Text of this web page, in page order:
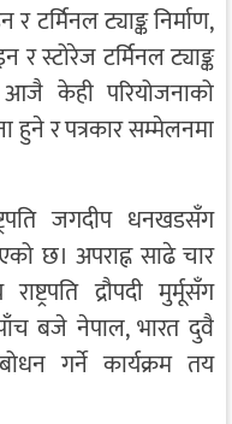
टर्मिनल ट्याङ्क निर्माण,
स्टोरेज टर्मिनल ट्याङ्क
आजै केही परियोजनाको
हुने र पत्रकार सम्मेलनमा
जगदीप धनखडसँग
छ। अपराह्न साढे चार
द्रौपदी मुर्मूसँग
बजे नेपाल, भारत दुवै
गर्ने कार्यक्रम तय